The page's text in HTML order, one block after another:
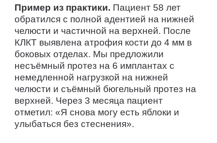
Пример из практики. Пациент 58 лет
обратился с полной адентией на нижней
челюсти и частичной на верхней. После
КЛКТ выявлена атрофия кости до 4 мм в
боковых отделах. Мы предложили
несъёмный протез на 6 имплантах с
немедленной нагрузкой на нижней
челюсти и съёмный бюгельный протез на
верхней. Через 3 месяца пациент
отметил: «Я снова могу есть яблоки и
улыбаться без стеснения».